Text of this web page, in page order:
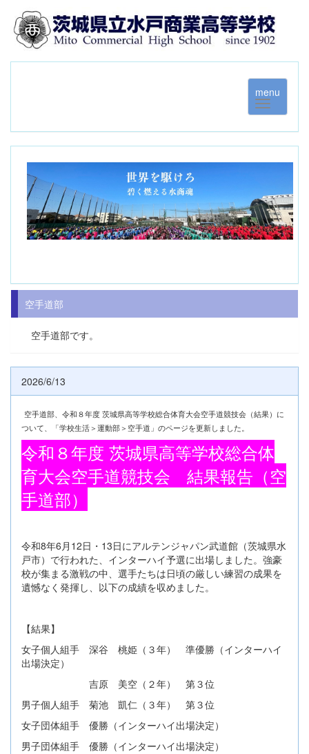
menu
空手道部
空手道部です。
2026/6/13
空手道部、令和８年度 茨城県高等学校総合体育大会空手道競技会（結果）に
ついて、「学校生活＞運動部＞空手道」のページを更新しました。
令和８年度 茨城県高等学校総合体
育大会空手道競技会 結果報告（空
手道部）
令和8年6月12日・13日にアルテンジャパン武道館（茨城県水
戸市）で行われた、インターハイ予選に出場しました。強豪
校が集まる激戦の中、選手たちは日頃の厳しい練習の成果を
遺憾なく発揮し、以下の成績を収めました。
【結果】
女子個人組手 深谷 桃姫（３年） 準優勝（インターハイ
出場決定）
吉原 美空（２年） 第３位
男子個人組手 菊池 凱仁（３年） 第３位
女子団体組手 優勝（インターハイ出場決定）
男子団体組手 優勝（インターハイ出場決定）